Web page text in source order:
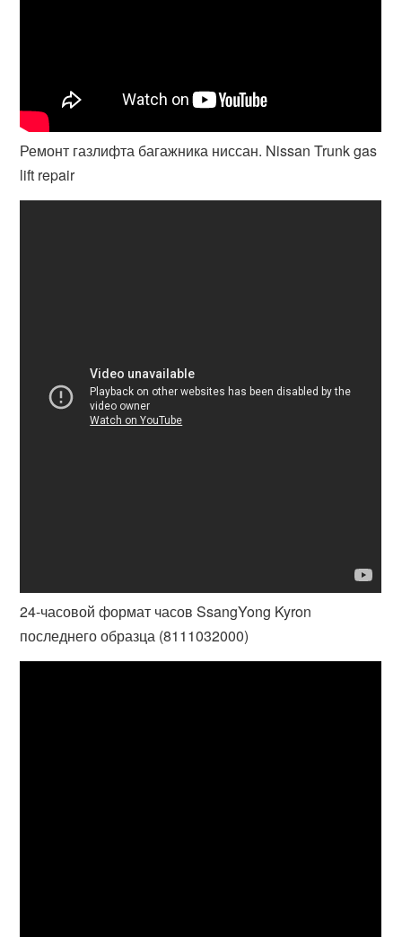
Ремонт газлифта багажника ниссан. Nissan Trunk gas
lift repair
24-часовой формат часов SsangYong Kyron
последнего образца (8111032000)